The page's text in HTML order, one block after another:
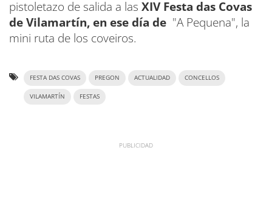
pistoletazo de salida a las XIV Festa das Covas
de Vilamartín, en ese día de "A Pequena", la
mini ruta de los coveiros.
FESTA DAS COVAS PREGON ACTUALIDAD CONCELLOS
VILAMARTÍN FESTAS